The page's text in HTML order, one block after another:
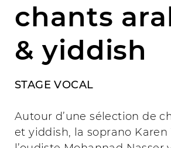
chants
& yiddish
STAGE VOCAL
Autour d’une sélection de
et yiddish, la soprano Karen